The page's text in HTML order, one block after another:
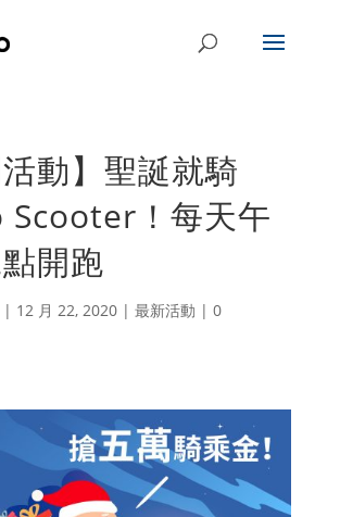
活動】聖誕就騎
Scooter！每天午
開跑
| 12 月 22, 2020| 最新活動 | 0